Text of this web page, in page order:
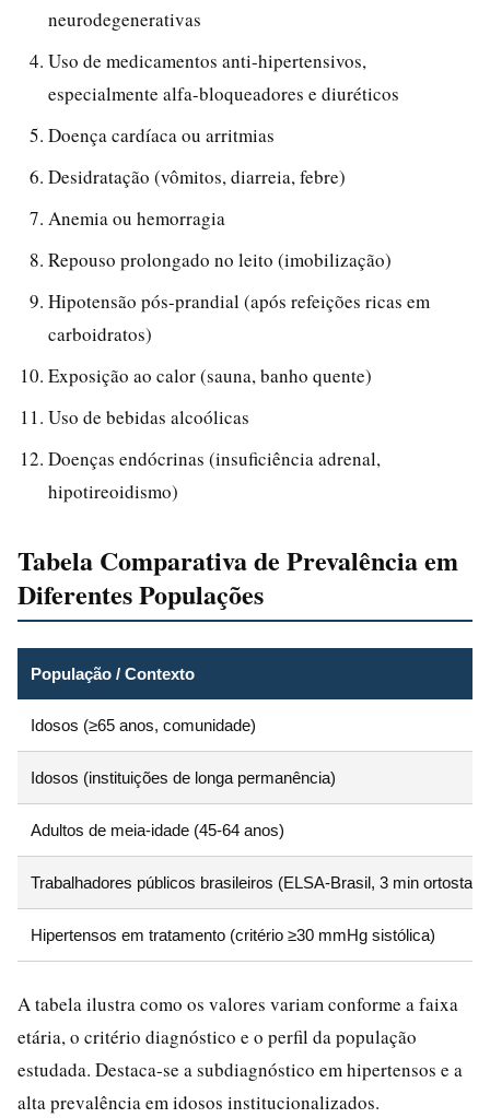
neurodegenerativas
Uso de medicamentos anti-hipertensivos,
especialmente alfa-bloqueadores e diuréticos
Doença cardíaca ou arritmias
Desidratação (vômitos, diarreia, febre)
Anemia ou hemorragia
Repouso prolongado no leito (imobilização)
Hipotensão pós-prandial (após refeições ricas em
carboidratos)
Exposição ao calor (sauna, banho quente)
Uso de bebidas alcoólicas
Doenças endócrinas (insuficiência adrenal,
hipotireoidismo)
Tabela Comparativa de Prevalência em
Diferentes Populações
População / Contexto
Idosos (≥65 anos, comunidade)
Idosos (instituições de longa permanência)
Adultos de meia-idade (45-64 anos)
Trabalhadores públicos brasileiros (ELSA-Brasil, 3 min
Hipertensos em tratamento (critério ≥30 mmHg sistólica)
A tabela ilustra como os valores variam conforme a faixa
etária, o critério diagnóstico e o perfil da população
estudada. Destaca-se a subdiagnóstico em hipertensos e a
alta prevalência em idosos institucionalizados.